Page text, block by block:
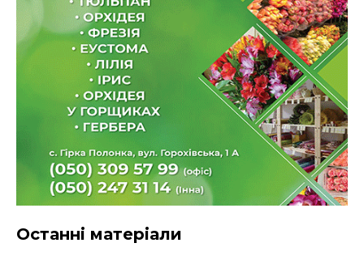
Останні матеріали